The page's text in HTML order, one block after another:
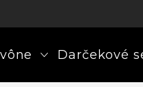
Darčekové